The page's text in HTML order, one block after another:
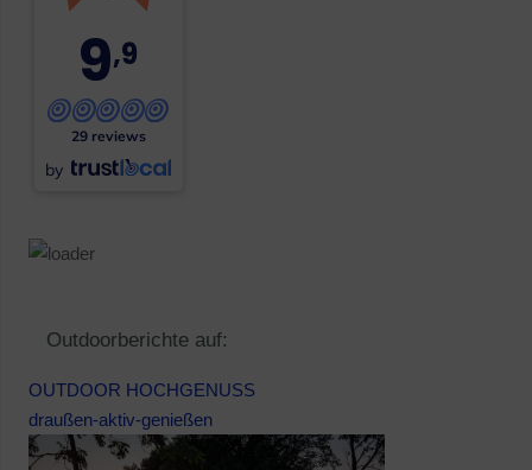
9,9
29 reviews
by
Outdoorberichte auf:
OUTDOOR HOCHGENUSS
draußen-aktiv-genießen